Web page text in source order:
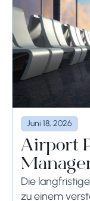
Juni 18, 2026
Airport
Management
Systems
Die
zu einem